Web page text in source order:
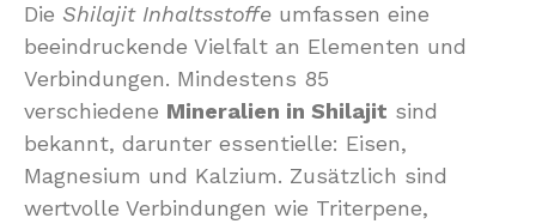
Die Shilajit Inhaltsstoffe umfassen eine
beeindruckende Vielfalt an Elementen und
Verbindungen. Mindestens 85
verschiedene Mineralien in Shilajit sind
bekannt, darunter essentielle: Eisen,
Magnesium und Kalzium. Zusätzlich sind
wertvolle Verbindungen wie Triterpene,